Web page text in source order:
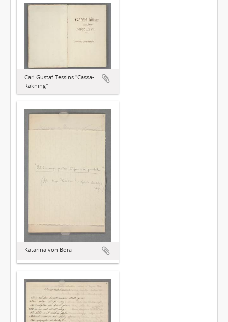
Carl Gustaf Tessins "Cassa-
Räkning"
Katarina von Bora